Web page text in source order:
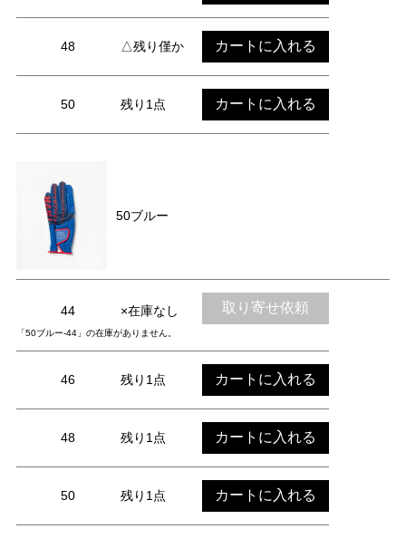
48 △残り僅か カートに入れる
50 残り1点 カートに入れる
50ブルー
44 ×在庫なし 取り寄せ依頼
「50ブルー-44」の在庫がありません。
46 残り1点 カートに入れる
48 残り1点 カートに入れる
50 残り1点 カートに入れる